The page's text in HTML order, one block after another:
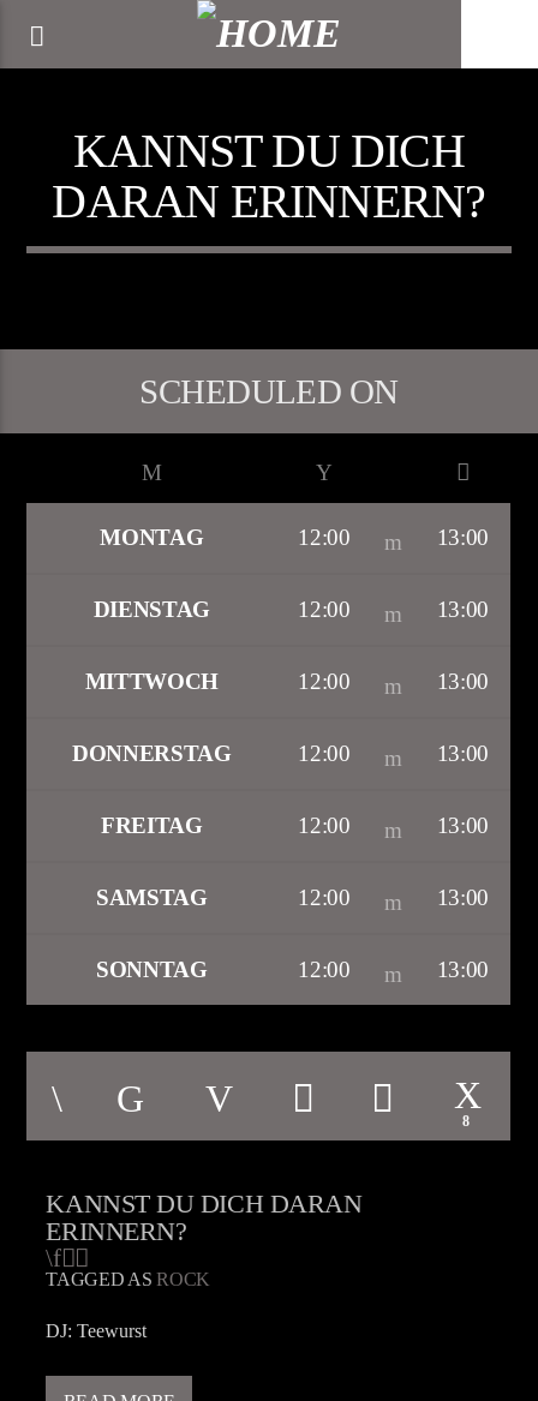
KANNST DU DICH
DARAN ERINNERN?
SCHEDULED ON
MONTAG 12:00 13:00
DIENSTAG 12:00 13:00
MITTWOCH 12:00 13:00
DONNERSTAG 12:00 13:00
FREITAG 12:00 13:00
SAMSTAG 12:00 13:00
SONNTAG 12:00 13:00
8
KANNST DU DICH DARAN
ERINNERN?
TAGGED ASROCK
DJ: Teewurst